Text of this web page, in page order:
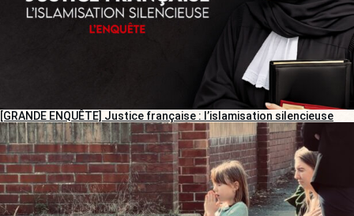
[GRANDE ENQUÊTE] Justice française : l’islamisation silencieuse